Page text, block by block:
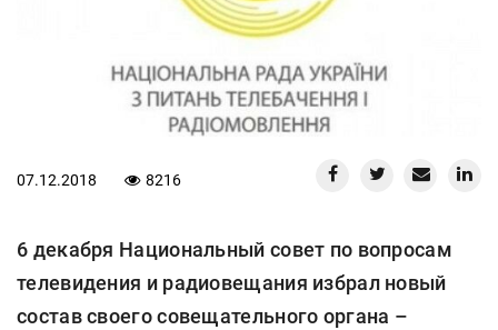
07.12.2018 8216
6 декабря Национальный совет по вопросам
телевидения и радиовещания избрал новый
состав своего совещательного органа –